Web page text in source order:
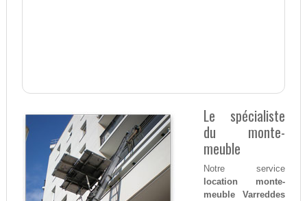
Le spécialiste
du monte-
meuble
Notre service
location monte-
meuble Varreddes